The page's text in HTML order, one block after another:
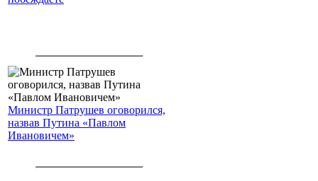
Министр Патрушев оговорился,
назвав Путина «Павлом
Ивановичем»